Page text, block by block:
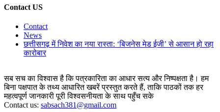
Contact US
Contact
News
छत्तीसगढ़ में निवेश का नया रास्ता: ‘बिजनेस मेड ईजी’ से आसान हो रहा
कारोबार
सब सच का विश्वास है कि पत्रकारिता का आधार सत्य और निष्पक्षता है। हम
बिना पक्षपात के तथ्य आधारित खबरें प्रस्तुत करते हैं, ताकि पाठकों तक हर
महत्वपूर्ण जानकारी पूरी विश्वसनीयता के साथ पहुँच सके
Contact us: sabsach381@gmail.com